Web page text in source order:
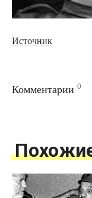
Источник
Комментарии 0